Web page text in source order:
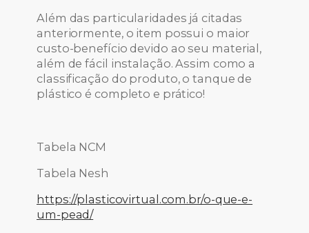
Além das particularidades já citadas
anteriormente, o item possui o maior
custo-benefício devido ao seu material,
além de fácil instalação. Assim como a
classificação do produto, o tanque de
plástico é completo e prático!
Tabela NCM
Tabela Nesh
https://plasticovirtual.com.br/o-que-e-
um-pead/